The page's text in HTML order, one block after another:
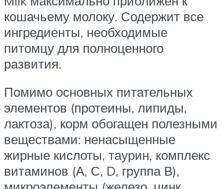
кошачьему молоку. Содержит все
ингредиенты, необходимые
питомцу для полноценного
развития.
Помимо основных питательных
элементов (протеины, липиды,
лактоза), корм обогащен полезными
веществами: ненасыщенные
жирные кислоты, таурин, комплекс
витаминов (А, С, D, группа В),